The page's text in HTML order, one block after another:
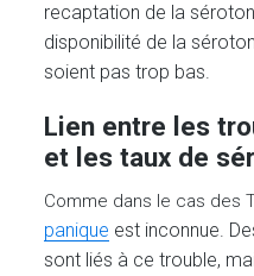
recaptation de la
disponibilité de la
soient pas trop bas.
Lien entre les
et les taux de
Comme dans le cas des
panique est inconnue.
sont liés à ce trouble,